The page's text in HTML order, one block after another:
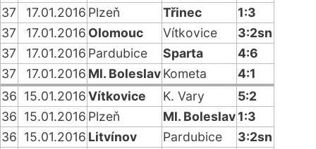
37
17.01.2016 Plzeň Třinec
1:3
37
17.01.2016 Olomouc Vítkovice
3:2sn
37
17.01.2016 Pardubice Sparta
4:6
37
17.01.2016 Ml. BoleslavKometa
4:1
36 15.01.2016Vítkovice K. Vary
5:2
36 15.01.2016 Plzeň Ml. Boleslav1:3
36 15.01.2016 Litvínov Pardubice
3:2sn